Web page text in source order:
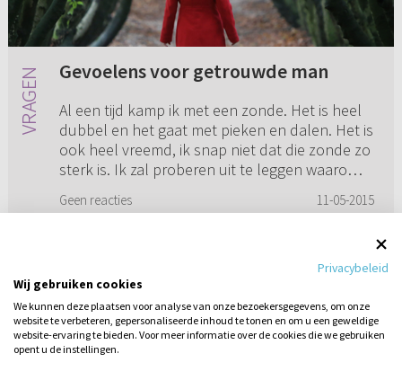
Gevoelens voor getrouwde man
Al een tijd kamp ik met een zonde. Het is heel
dubbel en het gaat met pieken en dalen. Het is
ook heel vreemd, ik snap niet dat die zonde zo
sterk is. Ik zal proberen uit te leggen waarom.
Geen reacties 11-05-2015
1
Privacybeleid
Wij gebruiken cookies
We kunnen deze plaatsen voor analyse van onze bezoekersgegevens, om onze
website te verbeteren, gepersonaliseerde inhoud te tonen en om u een geweldige
website-ervaring te bieden. Voor meer informatie over de cookies die we gebruiken
opent u de instellingen.